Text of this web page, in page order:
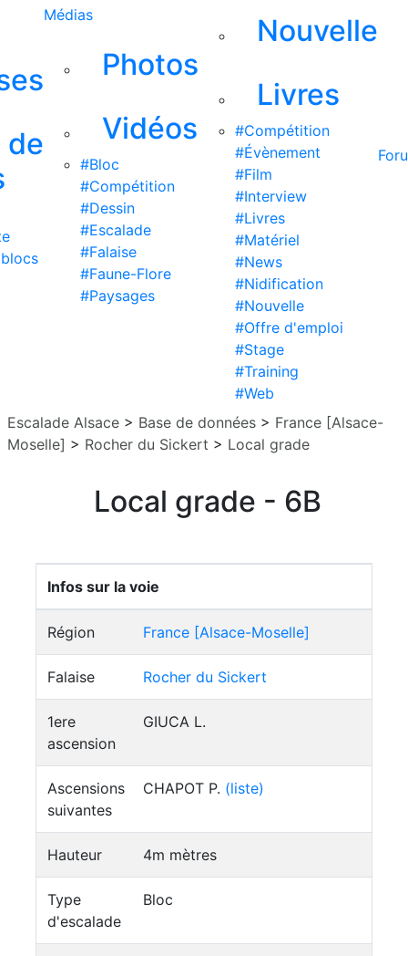
de
Médias
Photos
Vidéos
#Bloc
#Compétition
#Dessin
#Escalade
#Falaise
#Faune-Flore
#Paysages
Nouvelle
Livres
#Compétition
#Évènement
#Film
#Interview
#Livres
#Matériel
#News
#Nidification
#Nouvelle
#Offre d'emploi
#Stage
#Training
#Web
Escalade Alsace > Base de données > France [Alsace-
Moselle] > Rocher du Sickert > Local grade
Local grade - 6B
Infos sur la voie
Région France [Alsace-Moselle]
Falaise Rocher du Sickert
1ere
ascension
GIUCA L.
Ascensions
suivantes
CHAPOT P. (liste)
Hauteur 4m mètres
Type
d'escalade
Bloc